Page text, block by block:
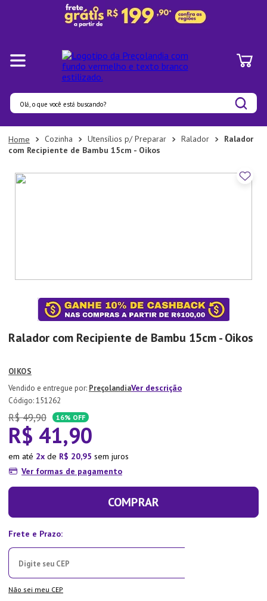
Olá, o que você está buscando?
Cozinha Utensílios p/ Preparar Ralador
Ralador
com Recipiente de Bambu 15cm - Oikos
Ralador com Recipiente de Bambu 15cm - Oikos
OIKOS
PreçolandiaVer descrição
:151262
R$ 49,90 16% OFF
R$ 41,90
em até 2 de R$ 20,95 sem juros
Ver formas de pagamento
COMPRAR
Não sei meu CEP
Termos mais buscados
1 º
Panelas
2º
Pratos
7º
Aparelho Jantar
Xicara
Tapete
10º Lixeira